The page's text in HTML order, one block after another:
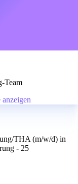
Team
THA (m/w/d) in
- 25